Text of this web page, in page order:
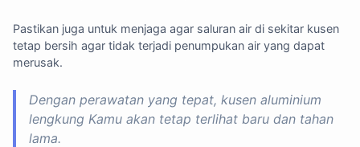
Pastikan juga untuk menjaga agar saluran air di sekitar kusen
tetap bersih agar tidak terjadi penumpukan air yang dapat
merusak.
Dengan perawatan yang tepat, kusen aluminium
lengkung Kamu akan tetap terlihat baru dan tahan
lama.